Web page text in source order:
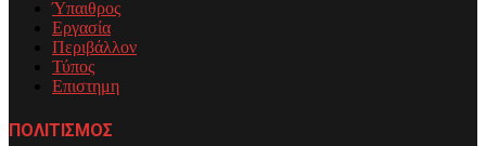
Ύπαιθρος
Εργασία
Περιβάλλον
Τύπος
Επιστημη
ΠΟΛΙΤΙΣΜΟΣ